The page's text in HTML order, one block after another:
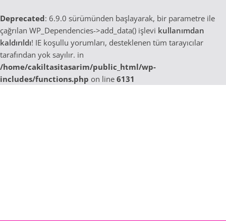
Deprecated: 6.9.0 sürümünden başlayarak, bir parametre ile
çağrılan WP_Dependencies->add_data() işlevi kullanımdan
kaldırıldı! IE koşullu yorumları, desteklenen tüm tarayıcılar
tarafından yok sayılır. in
/home/cakiltasitasarim/public_html/wp-
includes/functions.php on line 6131